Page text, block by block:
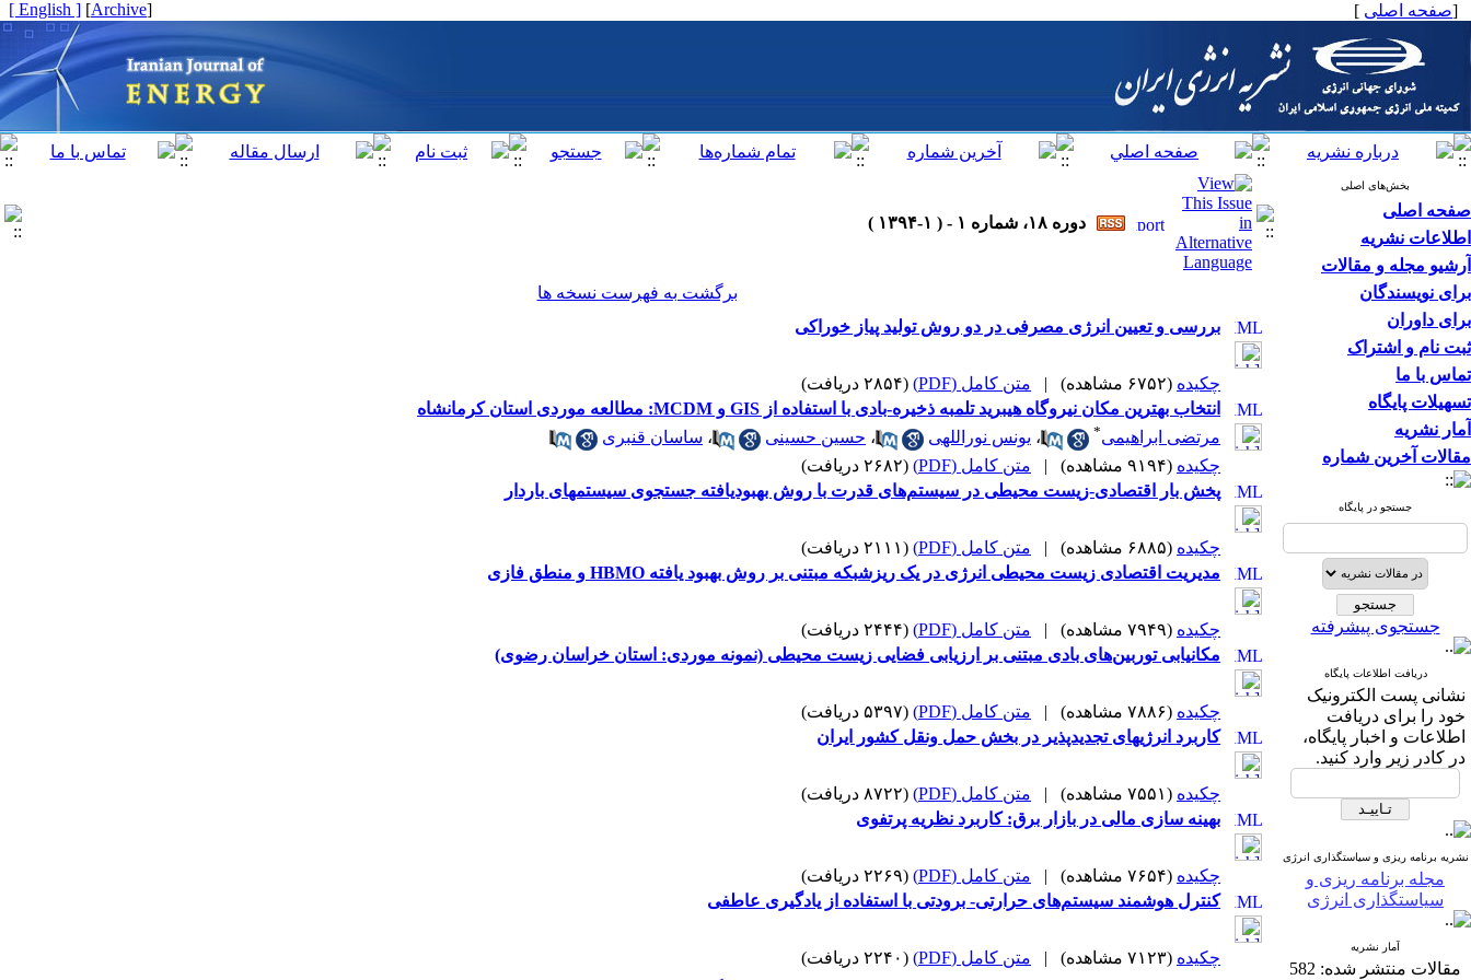
[صفحه اصلی ]
[
Archive
]
[ English ]
بخش‌های اصلی
صفحه اصلی
اطلاعات نشریه
آرشیو مجله و مقالات
برای نویسندگان
برای داوران
ثبت نام و اشتراک
تماس با ما
تسهیلات پایگاه
آمار نشریه
مقالات آخرین شماره
جستجو در پایگاه
جستجوی پیشرفته
دریافت اطلاعات پایگاه
نشانی پست الکترونیک
خود را برای دریافت
اطلاعات و اخبار پایگاه،
در کادر زیر وارد کنید.
نشریه برنامه ریزی و سیاستگذاری انرژی
مجله برنامه ریزی و
سیاستگذاری انرژی
آمار نشریه
مقالات منتشر شده: 582
دوره ۱۸، شماره ۱ - ( ۱-۱۳۹۴ )
برگشت به فهرست نسخه ها
بررسی و تعیین انرژی مصرفی در دو روش تولید پیاز خوراکی
چکیده (۶۷۵۲ مشاهده) | متن کامل (PDF)
(۲۸۵۴ دریافت)
انتخاب بهترین مکان نیروگاه هیبرید تلمبه ذخیره-بادی با استفاده از GIS و MCDM: مطالعه موردی استان کرمانشاه
مرتضی ابراهیمی* ، یونس نوراللهی ، حسین حسینی ، ساسان قنبری
چکیده (۹۱۹۴ مشاهده) | متن کامل (PDF)
(۲۶۸۲ دریافت)
پخش بار اقتصادی-زیست محیطی در سیستم‌های قدرت با روش بهبودیافته جستجوی سیستم‏های باردار
چکیده (۶۸۸۵ مشاهده) | متن کامل (PDF)
(۲۱۱۱ دریافت)
مدیریت اقتصادی زیست محیطی انرژی در یک ریزشبکه مبتنی بر روش بهبود یافته HBMO و منطق فازی
چکیده (۷۹۴۹ مشاهده) | متن کامل (PDF)
(۲۴۴۴ دریافت)
مکانیابی توربین‌های بادی مبتنی بر ارزیابی فضایی زیست محیطی (نمونه موردی: استان خراسان رضوی)
چکیده (۷۸۸۶ مشاهده) | متن کامل (PDF)
(۵۳۹۷ دریافت)
کاربرد انرژیهای تجدیدپذیر در بخش حمل ونقل کشور ایران
چکیده (۷۵۵۱ مشاهده) | متن کامل (PDF)
(۸۷۲۲ دریافت)
بهینه سازی مالی در بازار برق: کاربرد نظریه پرتفوی
چکیده (۷۶۵۴ مشاهده) | متن کامل (PDF)
(۲۲۶۹ دریافت)
کنترل هوشمند سیستم‌های حرارتی- برودتی با استفاده از یادگیری عاطفی
چکیده (۷۱۲۳ مشاهده) | متن کامل (PDF)
(۲۲۴۰ دریافت)